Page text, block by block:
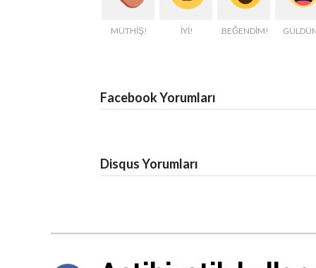
MÜTHİŞ! İYİ! BEĞENDİM!
Facebook Yorumları
Disqus Yorumları